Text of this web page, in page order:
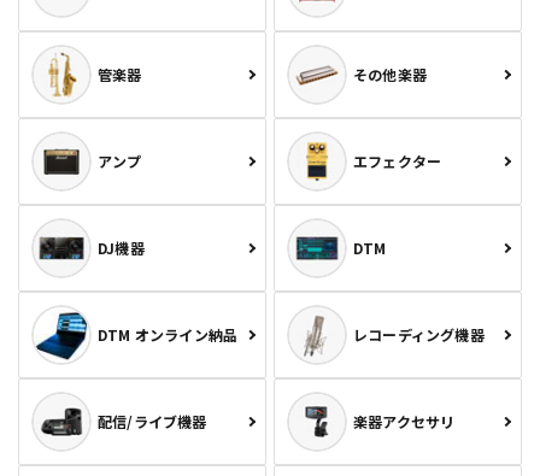
管楽器 その他楽器
アンプ エフェクター
DJ機器 DTM
DTM オンライン納品 レコーディング機器
配信/ライブ機器 楽器アクセサリ